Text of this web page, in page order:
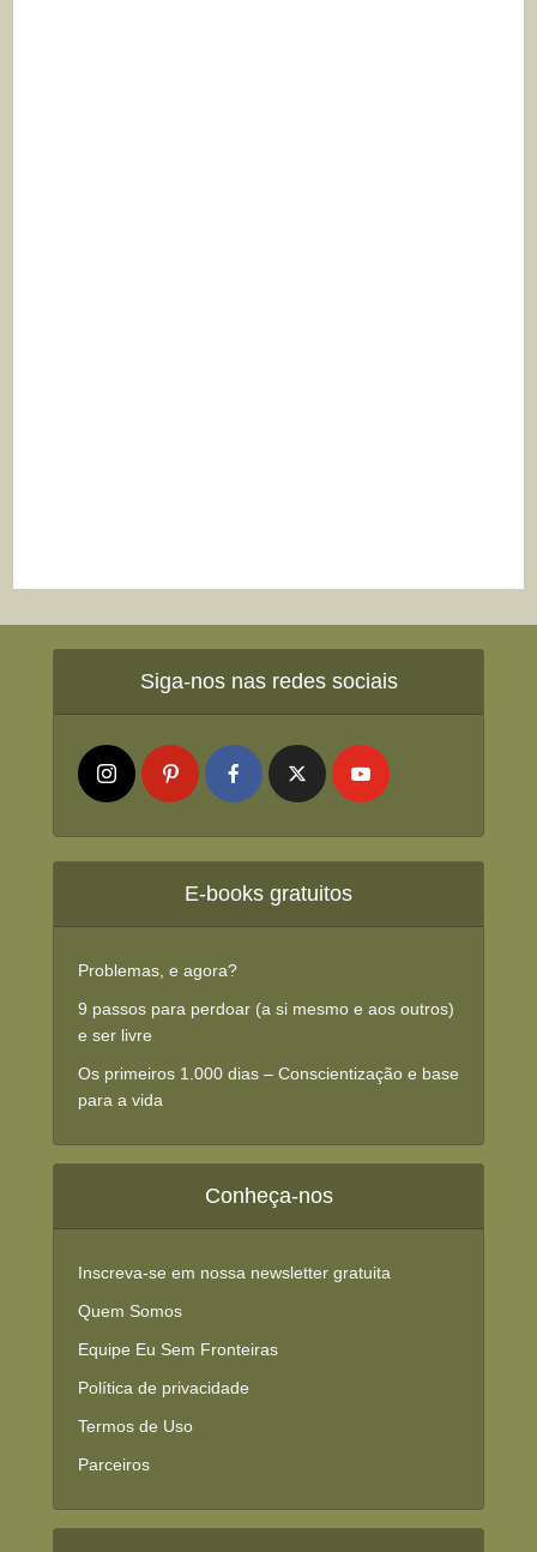
Siga-nos nas redes sociais
E-books gratuitos
Problemas, e agora?
9 passos para perdoar (a si mesmo e aos outros)
e ser livre
Os primeiros 1.000 dias – Conscientização e base
para a vida
Conheça-nos
Inscreva-se em nossa newsletter gratuita
Quem Somos
Equipe Eu Sem Fronteiras
Política de privacidade
Termos de Uso
Parceiros